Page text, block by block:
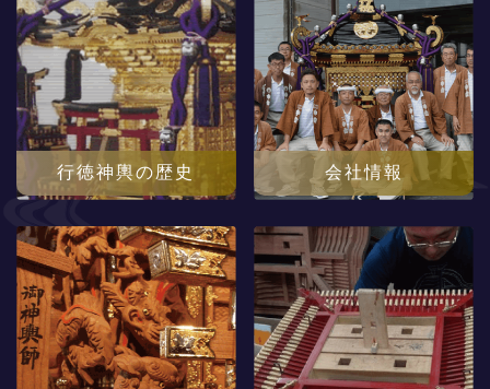
行徳神輿の歴史 会社情報